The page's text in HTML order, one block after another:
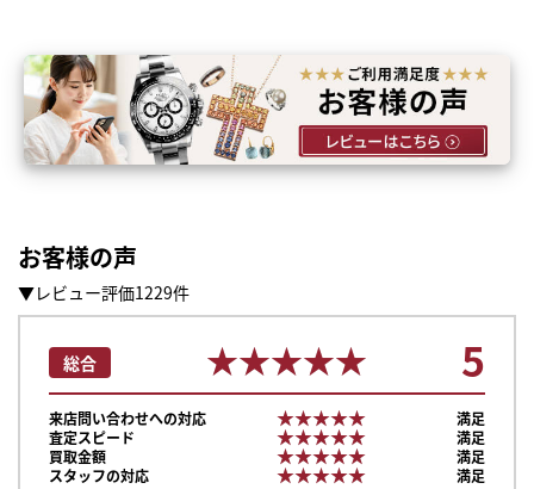
お客様の声
▼レビュー評価1229件
総合 ★★★★★
★★★★★ 5
来店問い合わせへの対応 ★★★★★
★★★★★
満足
査定スピード
★★★★★
★★★★★
満足
買取金額
★★★★★
★★★★★
満足
スタッフの対応
★★★★★
★★★★★ 満足